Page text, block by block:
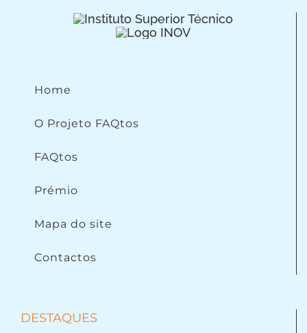
Home
O Projeto FAQtos
FAQtos
Prémio
Mapa do site
Contactos
DESTAQUES